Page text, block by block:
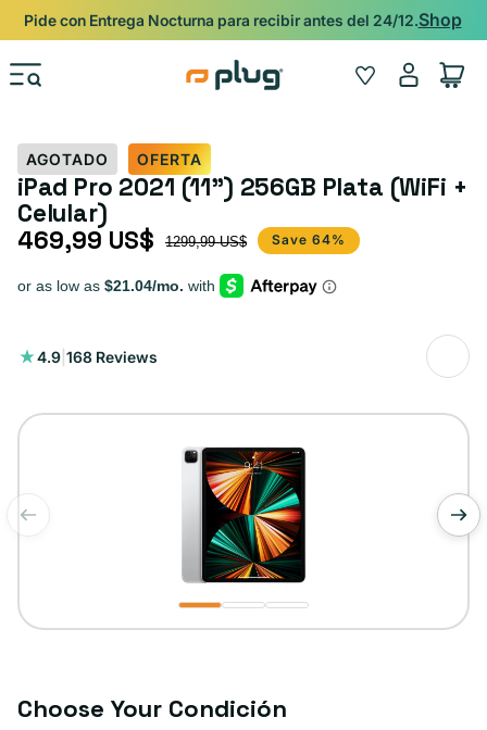
Ir al contenido
Pide con Entrega Nocturna para recibir antes del 24/12.Shop
Wishlist
Iniciar
sesión
Carrito
AGOTADO OFERTA
iPad Pro 2021 (11") 256GB Plata (WiFi +
Celular)
Precio de oferta
469,99 US$
Precio habitual 1299,99 US$ Save 64%
4.9 168 Reviews
168
Choose Your Condición